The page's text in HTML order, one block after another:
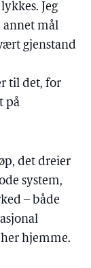
Jeg
annet mål
gjenstand
til det, for
på
det dreier
system,
– både
hjemme.